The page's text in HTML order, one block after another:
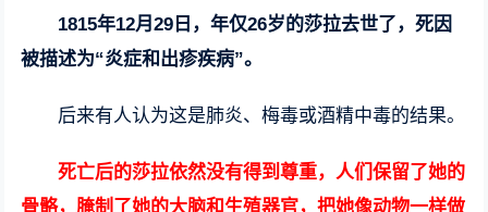
1815年12月29日，年仅26岁的莎拉去世了，死因
被描述为“炎症和出疹疾病”。
后来有人认为这是肺炎、梅毒或酒精中毒的结果。
死亡后的莎拉依然没有得到尊重，人们保留了她的
骨骼，腌制了她的大脑和生殖器官，把她像动物一样做